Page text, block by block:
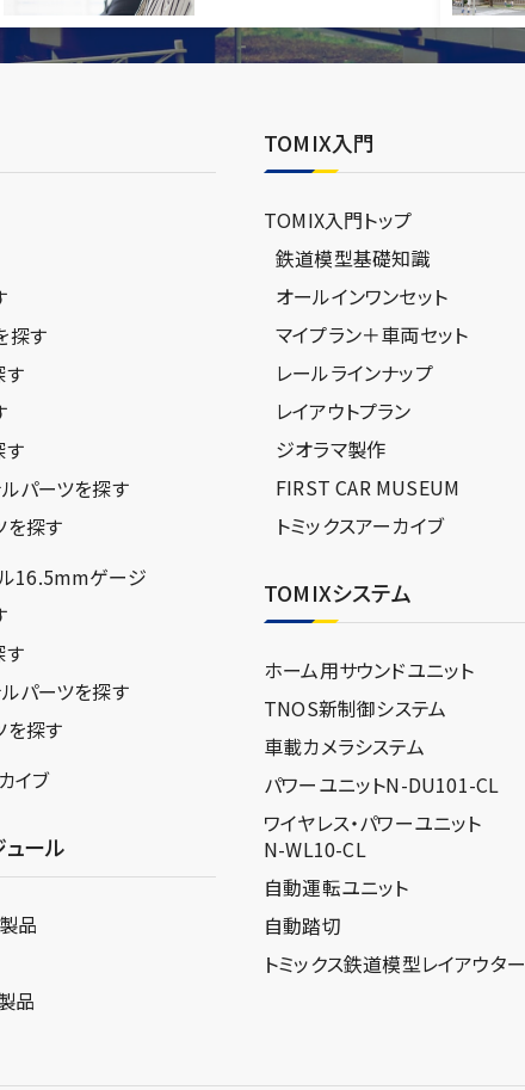
探す
す
す
パーツを探す
を探す
16.5mmゲージ
す
パーツを探す
を探す
イブ
ール
品
品
TOMIX入門
TOMIX入門トップ
鉄道模型基礎知識
オールインワンセット
マイプラン＋車両セット
レールラインナップ
レイアウトプラン
ジオラマ製作
FIRST CAR MUSEUM
トミックスアーカイブ
TOMIXシステム
ホーム用サウンドユニット
TNOS新制御システム
車載カメラシステム
パワーユニットN-DU101-CL
ワイヤレス・パワーユニット
N-WL10-CL
自動運転ユニット
自動踏切
トミックス鉄道模型レイアウター